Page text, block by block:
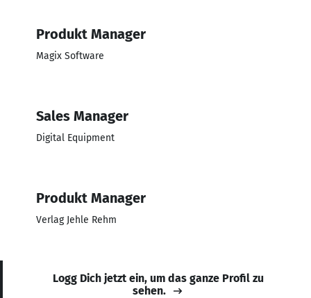
Produkt Manager
Magix Software
Sales Manager
Digital Equipment
Produkt Manager
Verlag Jehle Rehm
Logg Dich jetzt ein, um das ganze Profil zu
sehen.